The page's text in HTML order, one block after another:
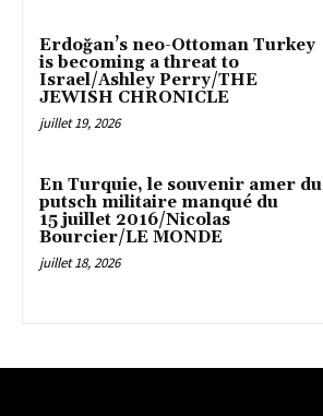
Erdoğan’s neo-Ottoman Turkey
is becoming a threat to
Israel/Ashley Perry/THE
JEWISH CHRONICLE
juillet 19, 2026
En Turquie, le souvenir amer du
putsch militaire manqué du
15 juillet 2016/Nicolas
Bourcier/LE MONDE
juillet 18, 2026